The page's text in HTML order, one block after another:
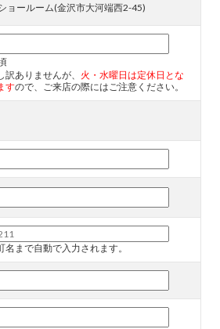
ョールーム(金沢市大河端西2-45)
ありませんが、 火・水曜日は定休日とな
すので、ご来店の際にはご注意ください。
まで自動で入力されます。